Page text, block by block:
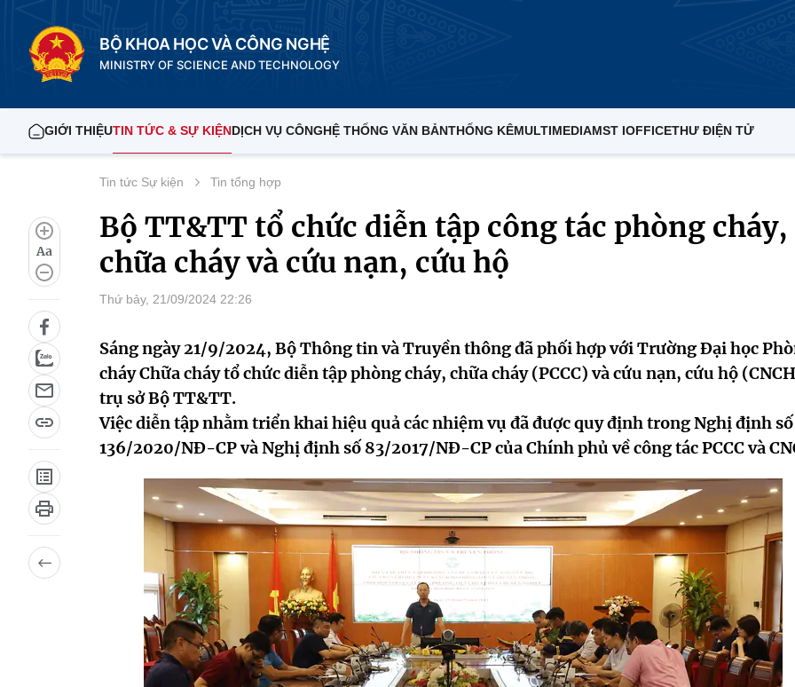
BỘ KHOA HỌC VÀ CÔNG NGHỆ
MINISTRY OF SCIENCE AND TECHNOLOGY
GIỚI THIỆUTIN TỨC & SỰ KIỆNDỊCH VỤ CÔNGHỆ THỐNG VĂN BẢNTHỐNG KÊMULTIMEDIAMST IOFFICETHƯ ĐIỆN TỬ
Aa
Tin tức Sự kiện Tin tổng hợp
Bộ TT&TT tổ chức diễn tập công tác phòng cháy,
chữa cháy và cứu nạn, cứu hộ
Thứ bảy, 21/09/2024 22:26
Sáng ngày 21/9/2024, Bộ Thông tin và Truyền thông đã phối hợp với Trường Đại học
cháy Chữa cháy tổ chức diễn tập phòng cháy, chữa cháy (PCCC) và cứu nạn, cứu hộ
trụ sở Bộ TT&TT.
Việc diễn tập nhằm triển khai hiệu quả các nhiệm vụ đã được quy định trong Nghị định số
136/2020/NĐ-CP và Nghị định số 83/2017/NĐ-CP của Chính phủ về công tác PCCC và